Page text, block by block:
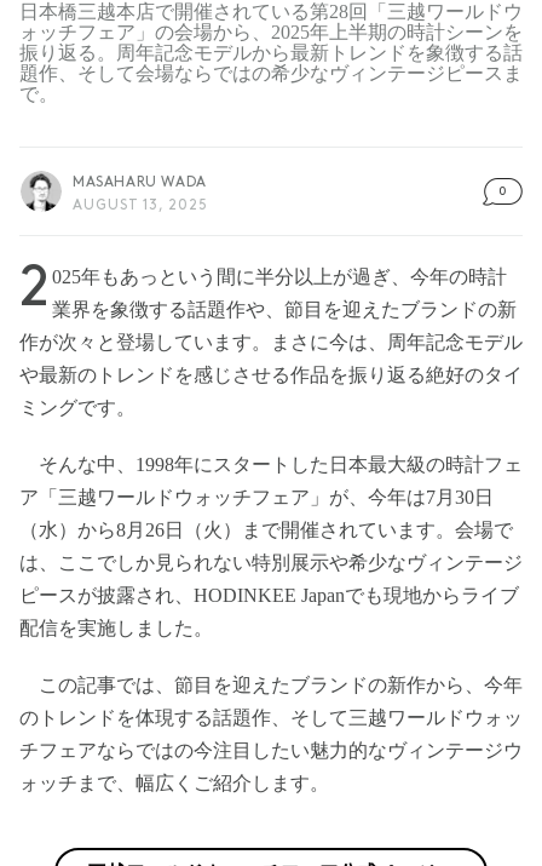
日本橋三越本店で開催されている第28回「三越ワールドウ
ォッチフェア」の会場から、2025年上半期の時計シーンを
振り返る。周年記念モデルから最新トレンドを象徴する話
題作、そして会場ならではの希少なヴィンテージピースま
で。
MASAHARU WADA
AUGUST 13, 2025
0
2 025年もあっという間に半分以上が過ぎ、今年の時計
業界を象徴する話題作や、節目を迎えたブランドの新
作が次々と登場しています。まさに今は、周年記念モデル
や最新のトレンドを感じさせる作品を振り返る絶好のタイ
ミングです。
そんな中、1998年にスタートした日本最大級の時計フェ
ア「三越ワールドウォッチフェア」が、今年は7月30日
（水）から8月26日（火）まで開催されています。会場で
は、ここでしか見られない特別展示や希少なヴィンテージ
ピースが披露され、HODINKEE Japanでも現地からライブ
配信を実施しました。
この記事では、節目を迎えたブランドの新作から、今年
のトレンドを体現する話題作、そして三越ワールドウォッ
チフェアならではの今注目したい魅力的なヴィンテージウ
ォッチまで、幅広くご紹介します。